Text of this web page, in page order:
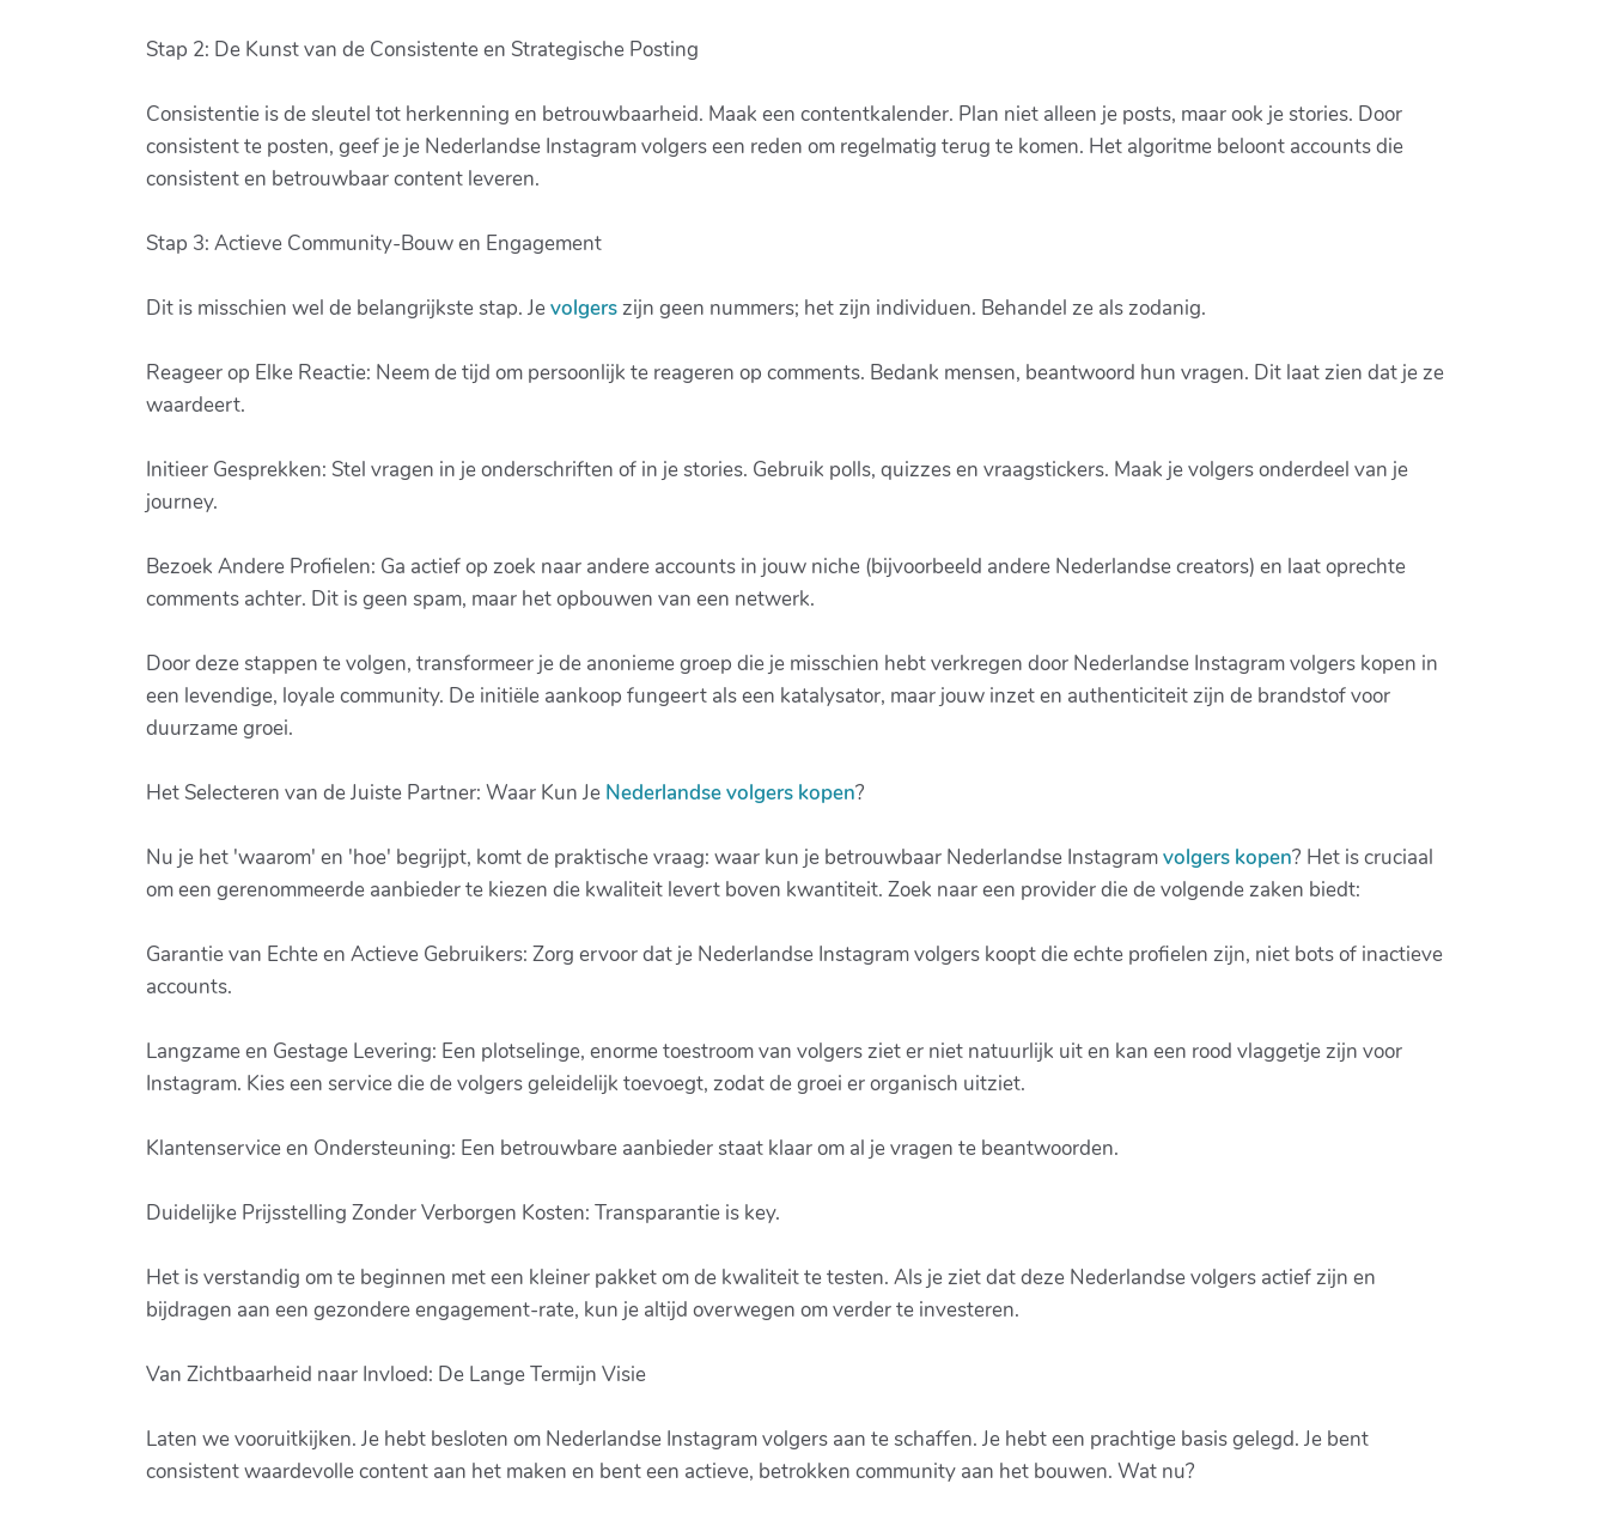
Stap 2: De Kunst van de Consistente en Strategische Posting
Consistentie is de sleutel tot herkenning en betrouwbaarheid. Maak een contentkalender. Plan niet alleen je posts, maar ook je stories. Door
consistent te posten, geef je je Nederlandse Instagram volgers een reden om regelmatig terug te komen. Het algoritme beloont accounts die
consistent en betrouwbaar content leveren.
Stap 3: Actieve Community-Bouw en Engagement
Dit is misschien wel de belangrijkste stap. Jevolgerszijn geen nummers; het zijn individuen. Behandel ze als zodanig.
Reageer op Elke Reactie: Neem de tijd om persoonlijk te reageren op comments. Bedank mensen, beantwoord hun vragen. Dit laat zien dat je ze
waardeert.
Initieer Gesprekken: Stel vragen in je onderschriften of in je stories. Gebruik polls, quizzes en vraagstickers. Maak je volgers onderdeel van je
journey.
Bezoek Andere Profielen: Ga actief op zoek naar andere accounts in jouw niche (bijvoorbeeld andere Nederlandse creators) en laat oprechte
comments achter. Dit is geen spam, maar het opbouwen van een netwerk.
Door deze stappen te volgen, transformeer je de anonieme groep die je misschien hebt verkregen door Nederlandse Instagram volgers kopen in
een levendige, loyale community. De initiële aankoop fungeert als een katalysator, maar jouw inzet en authenticiteit zijn de brandstof voor
duurzame groei.
Het Selecteren van de Juiste Partner: Waar Kun Je Nederlandse volgers kopen?
Nu je het 'waarom' en 'hoe' begrijpt, komt de praktische vraag: waar kun je betrouwbaar Nederlandse Instagramvolgers kopen? Het is cruciaal
om een gerenommeerde aanbieder te kiezen die kwaliteit levert boven kwantiteit. Zoek naar een provider die de volgende zaken biedt:
Garantie van Echte en Actieve Gebruikers: Zorg ervoor dat je Nederlandse Instagram volgers koopt die echte profielen zijn, niet bots of inactieve
accounts.
Langzame en Gestage Levering: Een plotselinge, enorme toestroom van volgers ziet er niet natuurlijk uit en kan een rood vlaggetje zijn voor
Instagram. Kies een service die de volgers geleidelijk toevoegt, zodat de groei er organisch uitziet.
Klantenservice en Ondersteuning: Een betrouwbare aanbieder staat klaar om al je vragen te beantwoorden.
Duidelijke Prijsstelling Zonder Verborgen Kosten: Transparantie is key.
Het is verstandig om te beginnen met een kleiner pakket om de kwaliteit te testen. Als je ziet dat deze Nederlandse volgers actief zijn en
bijdragen aan een gezondere engagement-rate, kun je altijd overwegen om verder te investeren.
Van Zichtbaarheid naar Invloed: De Lange Termijn Visie
Laten we vooruitkijken. Je hebt besloten om Nederlandse Instagram volgers aan te schaffen. Je hebt een prachtige basis gelegd. Je bent
consistent waardevolle content aan het maken en bent een actieve, betrokken community aan het bouwen. Wat nu?